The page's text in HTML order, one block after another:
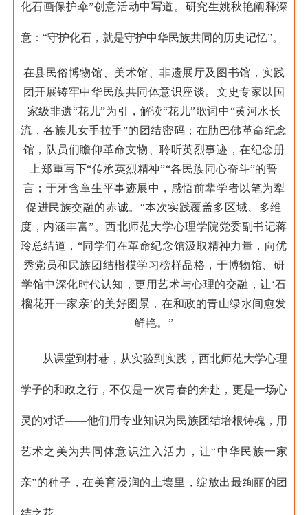
化石画保护伞”创意活动中写道。研究生姚秋艳阐释深
意：“守护化石，就是守护中华民族共同的历史记忆”。
在县民俗博物馆、美术馆、非遗展厅及图书馆，实践
团开展铸牢中华民族共同体意识座谈。文史专家以国
家级非遗“花儿”为引，解读“花儿”歌词中“黄河水长
流，各族儿女手拉手”的团结密码；在肋巴佛革命纪念
馆，队员们瞻仰革命文物、聆听英烈事迹，在纪念册
上郑重写下“传承英烈精神”“各民族同心奋斗”的誓
言；于牙含章生平事迹展中，感悟前辈学者以笔为犁
促进民族交融的赤诚。 “本次实践覆盖多区域、多维
度，内涵丰富”。西北师范大学心理学院党委副书记蒋
玲总结道，“同学们在革命纪念馆汲取精神力量，向优
秀党员和民族团结楷模学习榜样品格，于博物馆、研
学馆中深化时代认知，更用艺术与心理的交融，让‘石
榴花开一家亲’的美好图景，在和政的青山绿水间愈发
鲜艳。”
从课堂到村巷，从实验到实践，西北师范大学心理
学子的和政之行，不仅是一次青春的奔赴，更是一场心
灵的对话——他们用专业知识为民族团结培根铸魂，用
艺术之美为共同体意识注入活力，让“中华民族一家
亲”的种子，在美育浸润的土壤里，绽放出最绚丽的团